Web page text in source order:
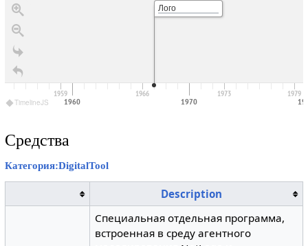
Лого
1960 1970
1959 1966 1973
1979
TimelineJS
Средства
Категория:DigitalTool
Description
Специальная отдельная программа,
встроенная в среду агентного